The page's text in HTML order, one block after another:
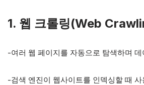
1. 웹 크롤링(Web
-여러 웹 페이지를 자동으로 탐색하며
-검색 엔진이 웹사이트를 인덱싱할 때 사